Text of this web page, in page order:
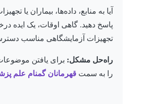
آیا به منابع، داده‌ها، بیماران یا
پاسخ دهید. گاهی اوقات، یک ایده
تجهیزات آزمایشگاهی مناسب
راه‌حل مشکل: برای یافتن
را به سمت قهرمانان گمنام علم